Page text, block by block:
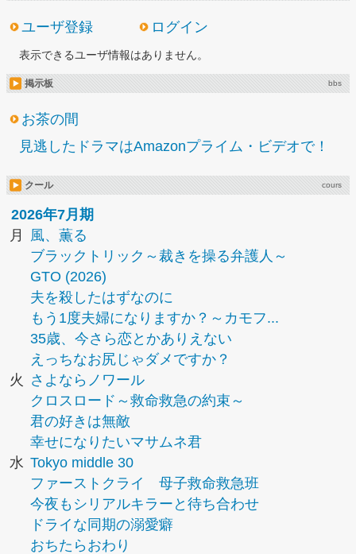
ユーザ登録 ログイン
表示できるユーザ情報はありません。
掲示板 bbs
お茶の間
見逃したドラマはAmazonプライム・ビデオで！
クール cours
2026年7月期
月
風、薫る
ブラックトリック～裁きを操る弁護人～
GTO (2026)
夫を殺したはずなのに
もう1度夫婦になりますか？～カモフ...
35歳、今さら恋とかありえない
えっちなお尻じゃダメですか？
火
さよならノワール
クロスロード～救命救急の約束～
君の好きは無敵
幸せになりたいマサムネ君
水 Tokyo middle 30
ファーストクライ 母子救命救急班
今夜もシリアルキラーと待ち合わせ
ドライな同期の溺愛癖
おちたらおわり